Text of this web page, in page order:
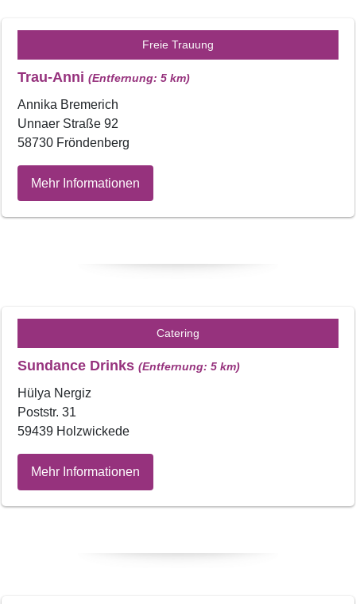
Freie Trauung
Trau-Anni (Entfernung: 5 km)
Annika Bremerich
Unnaer Straße 92
58730 Fröndenberg
Mehr Informationen
Catering
Sundance Drinks (Entfernung: 5 km)
Hülya Nergiz
Poststr. 31
59439 Holzwickede
Mehr Informationen